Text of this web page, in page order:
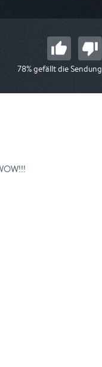
78% gefällt die Sendung